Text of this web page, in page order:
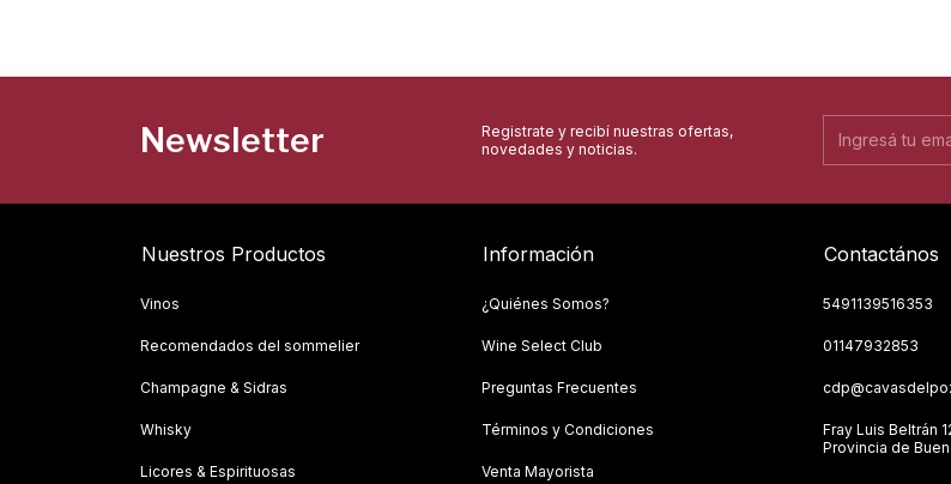
Newsletter
Registrate y recibí nuestras ofertas,
novedades y noticias.
Nuestros Productos
Vinos
Recomendados del sommelier
Champagne & Sidras
Whisky
Licores & Espirituosas
Información
¿Quiénes Somos?
Wine Select Club
Preguntas Frecuentes
Términos y Condiciones
Venta Mayorista
Contactános
5491139516353
01147932853
Fray Luis Beltrán
Provincia de